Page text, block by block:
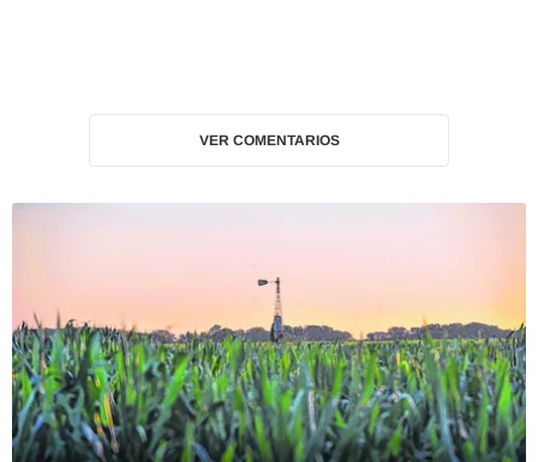
VER COMENTARIOS